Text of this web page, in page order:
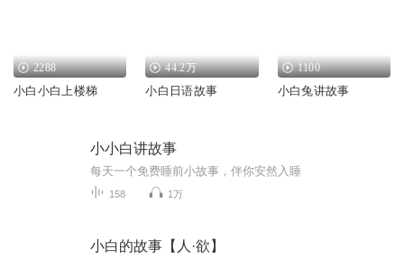
2288
小白小白上楼梯
44.2万
小白日语故事
1100
小白兔讲故事
小小白讲故事
每天一个免费睡前小故事，伴你安然入睡
158 1万
小白的故事【人·欲】